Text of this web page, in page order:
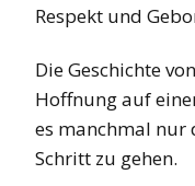
Respekt und
Die Geschichte
Hoffnung auf
es manchmal nur
Schritt zu gehen.